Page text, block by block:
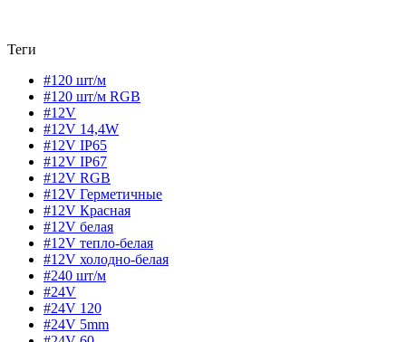
Теги
#120 шт/м
#120 шт/м RGB
#12V
#12V 14,4W
#12V IP65
#12V IP67
#12V RGB
#12V Герметичные
#12V Красная
#12V белая
#12V тепло-белая
#12V холодно-белая
#240 шт/м
#24V
#24V 120
#24V 5mm